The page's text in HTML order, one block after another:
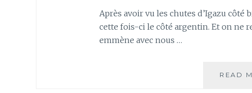
Après avoir vu les chutes d’Igazu
cette fois-ci le côté argentin. Et on ne
emmène avec nous …
READ